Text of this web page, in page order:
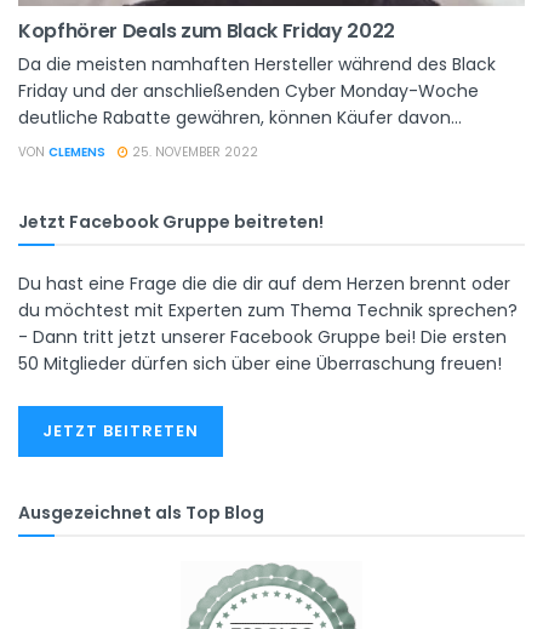
Kopfhörer Deals zum Black Friday 2022
Da die meisten namhaften Hersteller während des Black
Friday und der anschließenden Cyber ​​Monday-Woche
deutliche Rabatte gewähren, können Käufer davon...
VON CLEMENS 25. NOVEMBER 2022
Jetzt Facebook Gruppe beitreten!
Du hast eine Frage die die dir auf dem Herzen brennt oder
du möchtest mit Experten zum Thema Technik sprechen?
- Dann tritt jetzt unserer Facebook Gruppe bei! Die ersten
50 Mitglieder dürfen sich über eine Überraschung freuen!
JETZT BEITRETEN
Ausgezeichnet als Top Blog